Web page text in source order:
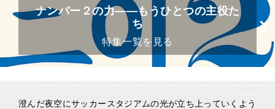
ナンバー２の力――もうひとつの主役た
ち
特集一覧を見る
澄んだ夜空にサッカースタジアムの光が立ち上っていくよう